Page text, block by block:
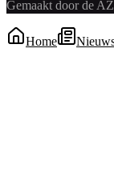
Gemaakt door de
Home